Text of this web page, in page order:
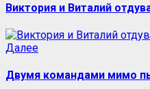
Виктория и Виталий
Далее
Двумя командами мимо